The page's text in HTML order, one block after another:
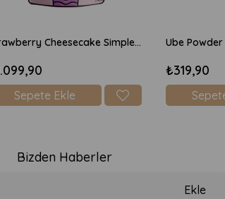
Strawberry Cheesecake Simple Protein Mix 600gr
Sepete Ekle
Ube
₺319,90
Bizden Haberler
Ekle